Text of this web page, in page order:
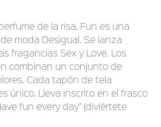
de la risa, Fun es una
moda Desigual. Se lanza
fragancias Sex y Love. Los
combinan un conjunto de
Cada tapón de tela
único. Lleva inscrito en el frasco
fun every day” (diviértete